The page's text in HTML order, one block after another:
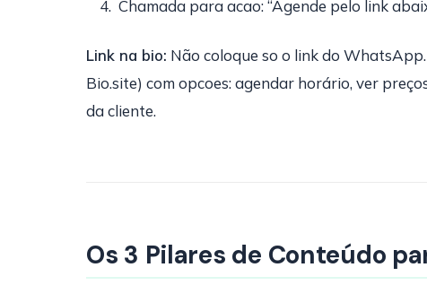
Chamada para acao: “Agende pelo link
Link na bio: Não coloque so o link do
Bio.site) com opcoes: agendar horário, ver
da cliente.
Os 3 Pilares de Conteúdo